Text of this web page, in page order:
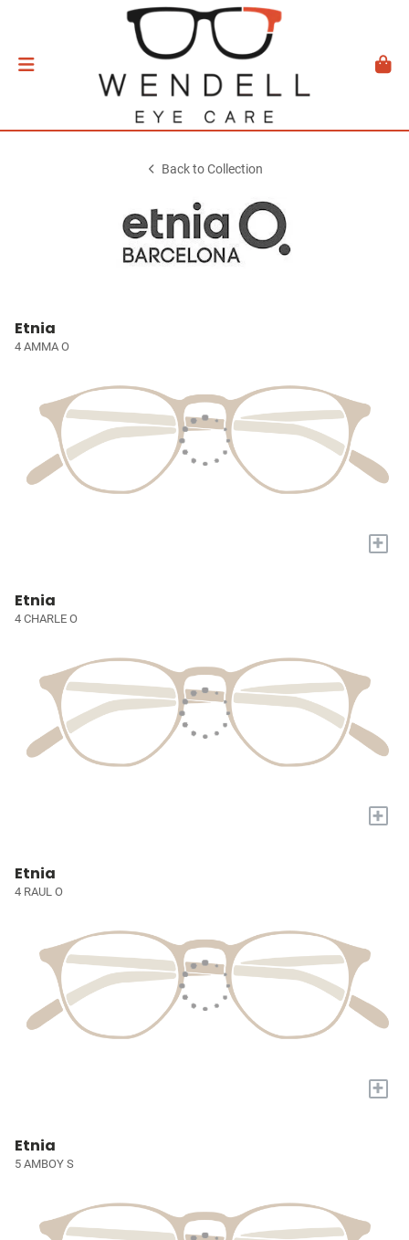
Back to Collection
Etnia
4 AMMA O
+
Etnia
4 CHARLE O
+
Etnia
4 RAUL O
+
Etnia
5 AMBOY S